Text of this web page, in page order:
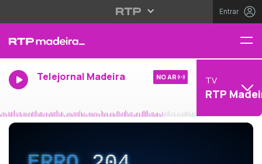
Entrar
Telejornal Madeira NO AR TV
RTP